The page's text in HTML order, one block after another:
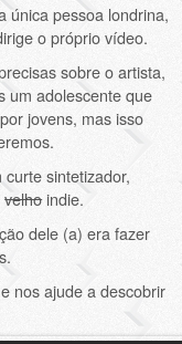
única pessoa londrina,
o próprio vídeo.
sobre o artista,
um adolescente que
jovens, mas isso
sintetizador,
velhoindie.
dele (a) era fazer
nos ajude a descobrir